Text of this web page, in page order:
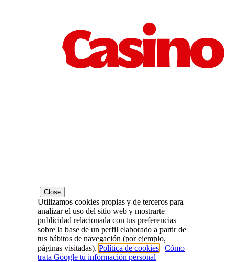
Close
Utilizamos cookies propias y de terceros para
analizar el uso del sitio web y mostrarte
publicidad relacionada con tus preferencias
sobre la base de un perfil elaborado a partir de
tus hábitos de navegación (por ejemplo,
páginas visitadas). Política de cookies | Cómo
trata Google tu información personal